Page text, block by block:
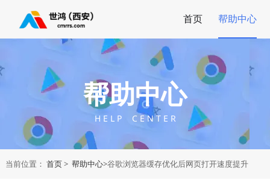
首页 帮助中心
帮助中心
H E L P C E N T E R
当前位置： 首页> 帮助中心>谷歌浏览器缓存优化后网页打开速度提升